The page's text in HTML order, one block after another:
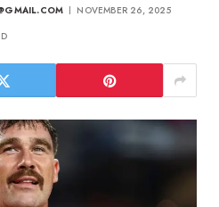
NOVEMBER 26, 2025